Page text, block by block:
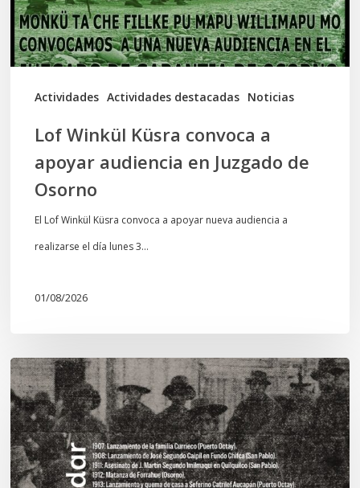
Actividades Actividades destacadas Noticias
audiencia
en
Juzgado
Lof Winkül Küsra convoca a
apoyar audiencia en Juzgado de
Osorno
El Lof Winkül Küsra convoca a apoyar nueva audiencia a
realizarse el día lunes 3…
01/08/2026
Chawrakawin:
Palimpsesto
explora
a
través